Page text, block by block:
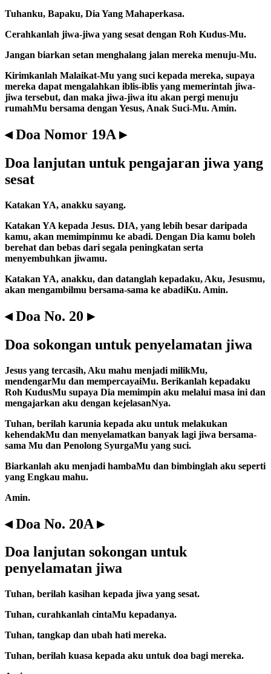
Tuhanku, Bapaku, Dia Yang Mahaperkasa.
Cerahkanlah jiwa-jiwa yang sesat dengan Roh Kudus-Mu.
Jangan biarkan setan menghalang jalan mereka menuju-Mu.
Kirimkanlah Malaikat-Mu yang suci kepada mereka, supaya
mereka dapat mengalahkan iblis-iblis yang memerintah jiwa-
jiwa tersebut, dan maka jiwa-jiwa itu akan pergi menuju
rumahMu bersama dengan Yesus, Anak Suci-Mu. Amin.
◂ Doa Nomor 19A ▸
Doa lanjutan untuk pengajaran jiwa yang
sesat
Katakan YA, anakku sayang.
Katakan YA kepada Jesus. DIA, yang lebih besar daripada
kamu, akan memimpinmu ke abadi. Dengan Dia kamu boleh
berehat dan bebas dari segala peningkatan serta
menyembuhkan jiwamu.
Katakan YA, anakku, dan datanglah kepadaku, Aku, Jesusmu,
akan mengambilmu bersama-sama ke abadiKu. Amin.
◂ Doa No. 20 ▸
Doa sokongan untuk penyelamatan jiwa
Jesus yang tercasih, Aku mahu menjadi milikMu,
mendengarMu dan mempercayaiMu. Berikanlah kepadaku
Roh KudusMu supaya Dia memimpin aku melalui masa ini dan
mengajarkan aku dengan kejelasanNya.
Tuhan, berilah karunia kepada aku untuk melakukan
kehendakMu dan menyelamatkan banyak lagi jiwa bersama-
sama Mu dan Penolong SyurgaMu yang suci.
Biarkanlah aku menjadi hambaMu dan bimbinglah aku seperti
yang Engkau mahu.
Amin.
◂ Doa No. 20A ▸
Doa lanjutan sokongan untuk
penyelamatan jiwa
Tuhan, berilah kasihan kepada jiwa yang sesat.
Tuhan, curahkanlah cintaMu kepadanya.
Tuhan, tangkap dan ubah hati mereka.
Tuhan, berilah kuasa kepada aku untuk doa bagi mereka.